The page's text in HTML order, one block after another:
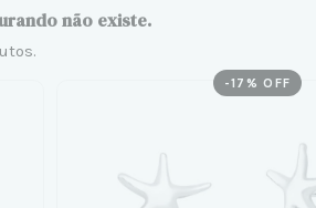
não existe.
-17 % OFF